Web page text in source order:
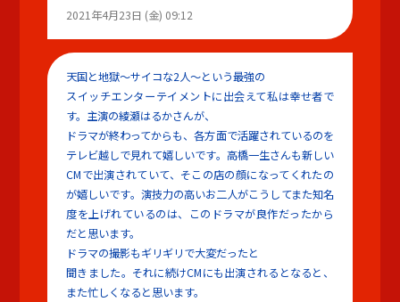
2021年4月23日 (金) 09:12
天国と地獄～サイコな2人～という最強の
スイッチエンターテイメントに出会えて私は幸せ者で
す。主演の綾瀬はるかさんが、
ドラマが終わってからも、各方面で活躍されているのを
テレビ越しで見れて嬉しいです。高橋一生さんも新しい
CMで出演されていて、そこの店の顔になってくれたの
が嬉しいです。演技力の高いお二人がこうしてまた知名
度を上げれているのは、このドラマが良作だったから
だと思います。
ドラマの撮影もギリギリで大変だったと
聞きました。それに続けCMにも出演されるとなると、
また忙しくなると思います。